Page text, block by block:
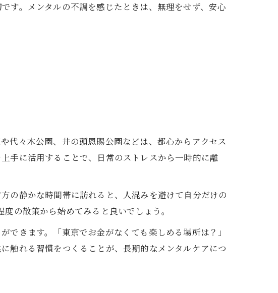
す。メンタルの不調を感じたときは、無理をせず、安心
代々木公園、井の頭恩賜公園などは、都心からアクセス
手に活用することで、日常のストレスから一時的に離
の静かな時間帯に訪れると、人混みを避けて自分だけの
の散策から始めてみると良いでしょう。
きます。「東京でお金がなくても楽しめる場所は？」
触れる習慣をつくることが、長期的なメンタルケアにつ